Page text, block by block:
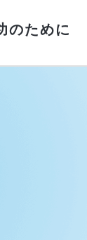
のために